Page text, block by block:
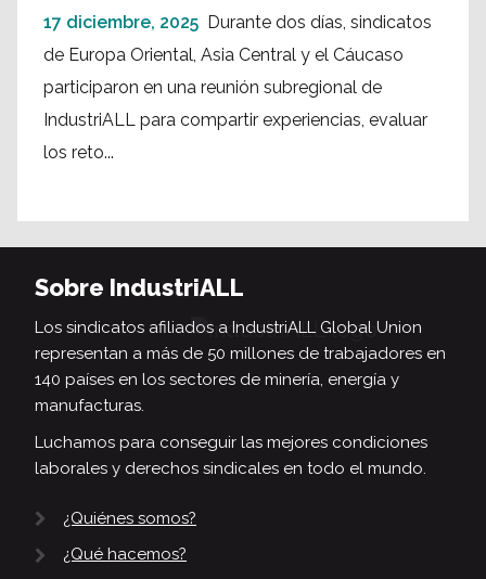
17 diciembre, 2025 Durante dos días, sindicatos
de Europa Oriental, Asia Central y el Cáucaso
participaron en una reunión subregional de
IndustriALL para compartir experiencias, evaluar
los reto...
Sobre IndustriALL
Los sindicatos afiliados a IndustriALL Global Union
representan a más de 50 millones de trabajadores en
140 países en los sectores de minería, energía y
manufacturas.
Luchamos para conseguir las mejores condiciones
laborales y derechos sindicales en todo el mundo.
¿Quiénes somos?
¿Qué hacemos?